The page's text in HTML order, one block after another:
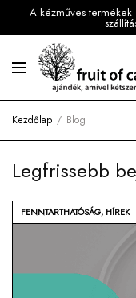
A kézműves
Kezdőlap Blog
Legfrissebb
FENNTARTHATÓSÁG, HÍREK